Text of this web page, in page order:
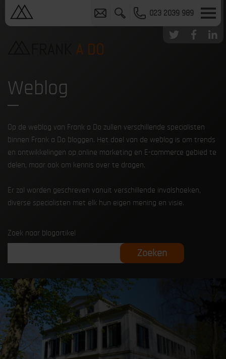
023 2039 989
Weblog
Op de weblog van Frank a Do zullen verschillende specialisten
binnen Frank a Do bloggen. Het doel van de weblog is om trends
en ontwikkelingen op online marketing en E-commerce gebied te
delen, maar ook om kennis over te dragen.
Er zal worden geschreven vanuit verschillende invalshoeken,
diverse specialisten met elk hun eigen mening en visie.
Zoek naar blogartikel